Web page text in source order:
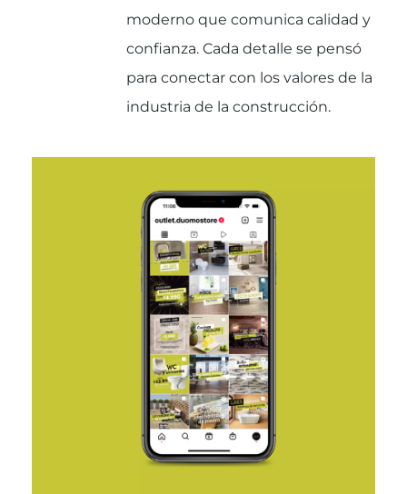
moderno que comunica calidad y
confianza. Cada detalle se pensó
para conectar con los valores de la
industria de la construcción.